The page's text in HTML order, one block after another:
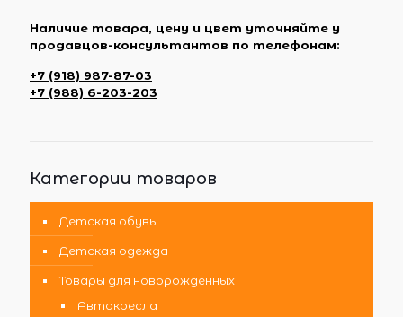
Наличие товара, цену и цвет уточняйте у
продавцов-консультантов по телефонам:
+7 (918) 987-87-03
+7 (988) 6-203-203
Категории товаров
Детская обувь
Детская одежда
Товары для новорожденных
Автокресла